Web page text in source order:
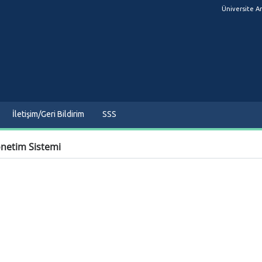
Üniversite
İletişim/Geri Bildirim SSS
Sistemi